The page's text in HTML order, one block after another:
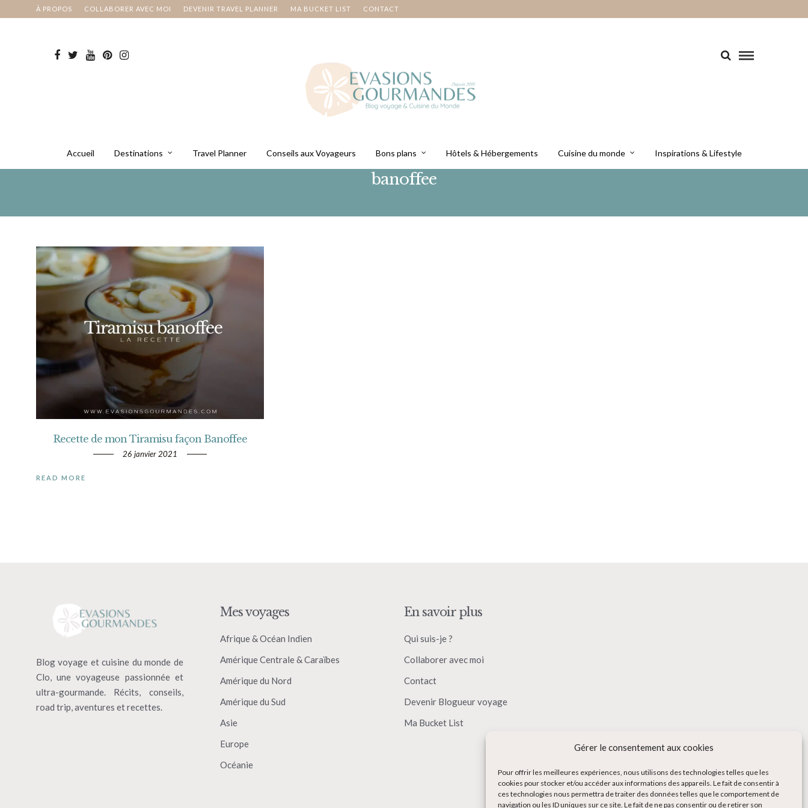
Gérer le consentement aux cookies
Pour offrir les meilleures expériences, nous utilisons des technologies telles que les
cookies pour stocker et/ou accéder aux informations des appareils. Le fait de consentir à
ces technologies nous permettra de traiter des données telles que le comportement de
navigation ou les ID uniques sur ce site. Le fait de ne pas consentir ou de retirer son
À PROPOS COLLABORER AVEC MOI DEVENIR TRAVEL PLANNER MA BUCKET LIST CONTACT
Accueil Destinations Travel Planner Conseils aux Voyageurs Bons plans Hôtels & Hébergements Cuisine du monde Inspirations & Lifestyle
banoffee
Recette de mon Tiramisu façon Banoffee
26 janvier 2021
READ MORE
Blog voyage et cuisine du monde de
Clo, une voyageuse passionnée et
ultra-gourmande. Récits, conseils,
road trip, aventures et recettes.
Mes voyages
Afrique & Océan Indien
Amérique Centrale & Caraïbes
Amérique du Nord
Amérique du Sud
Asie
Europe
Océanie
En savoir plus
Qui suis-je ?
Collaborer avec moi
Contact
Devenir Blogueur voyage
Ma Bucket List